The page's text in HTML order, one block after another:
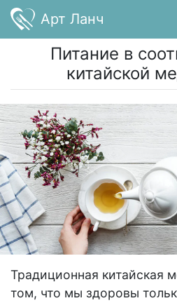
Арт Ланч
Питание в
китайской
Традиционная китайская
том, что мы здоровы